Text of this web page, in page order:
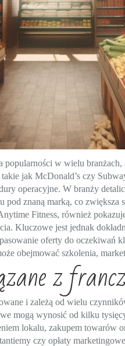
w wielu branżach,
jak McDonald’s czy
operacyjne. W branży
znaną marką, co zwiększa
Fitness, również
Kluczowe jest jednak
oferty do oczekiwań
obejmować szkolenia,
z
i zależą od wielu
mogą wynosić od kilku
lokalu, zakupem towarów
czy opłaty